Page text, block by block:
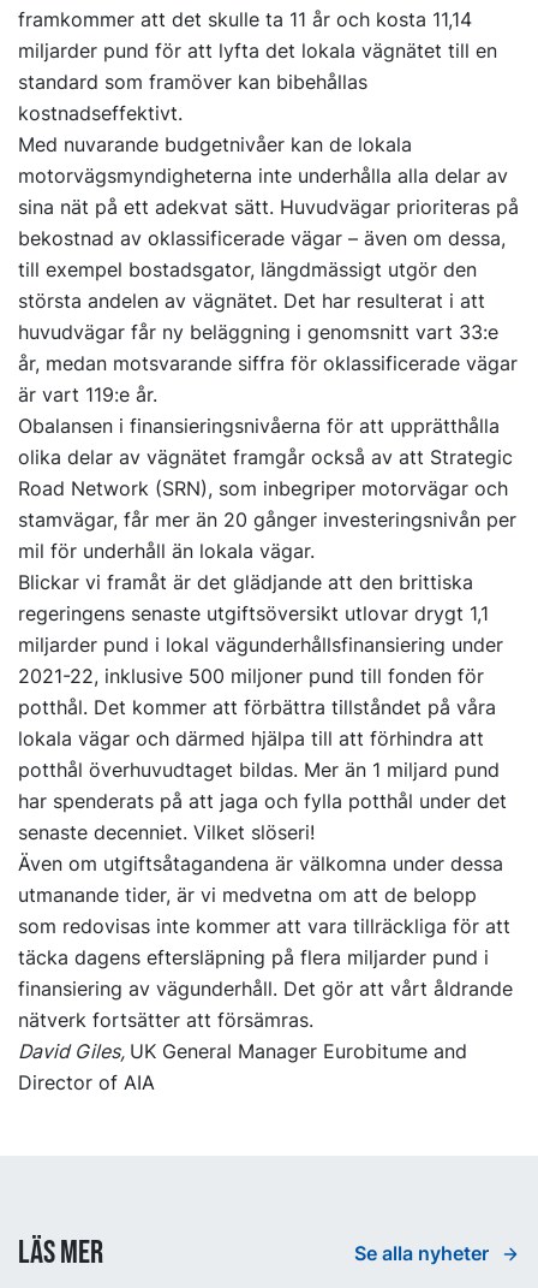
framkommer att det skulle ta 11 år och kosta 11,14
miljarder pund för att lyfta det lokala vägnätet till en
standard som framöver kan bibehållas
kostnadseffektivt.
Med nuvarande budgetnivåer kan de lokala
motorvägsmyndigheterna inte underhålla alla delar av
sina nät på ett adekvat sätt. Huvudvägar prioriteras på
bekostnad av oklassificerade vägar – även om dessa,
till exempel bostadsgator, längdmässigt utgör den
största andelen av vägnätet. Det har resulterat i att
huvudvägar får ny beläggning i genomsnitt vart 33:e
år, medan motsvarande siffra för oklassificerade vägar
är vart 119:e år.
Obalansen i finansieringsnivåerna för att upprätthålla
olika delar av vägnätet framgår också av att Strategic
Road Network (SRN), som inbegriper motorvägar och
stamvägar, får mer än 20 gånger investeringsnivån per
mil för underhåll än lokala vägar.
Blickar vi framåt är det glädjande att den brittiska
regeringens senaste utgiftsöversikt utlovar drygt 1,1
miljarder pund i lokal vägunderhållsfinansiering under
2021-22, inklusive 500 miljoner pund till fonden för
potthål. Det kommer att förbättra tillståndet på våra
lokala vägar och därmed hjälpa till att förhindra att
potthål överhuvudtaget bildas. Mer än 1 miljard pund
har spenderats på att jaga och fylla potthål under det
senaste decenniet. Vilket slöseri!
Även om utgiftsåtagandena är välkomna under dessa
utmanande tider, är vi medvetna om att de belopp
som redovisas inte kommer att vara tillräckliga för att
täcka dagens eftersläpning på flera miljarder pund i
finansiering av vägunderhåll. Det gör att vårt åldrande
nätverk fortsätter att försämras.
David Giles, UK General Manager Eurobitume and
Director of AIA
Läs mer Se alla nyheter